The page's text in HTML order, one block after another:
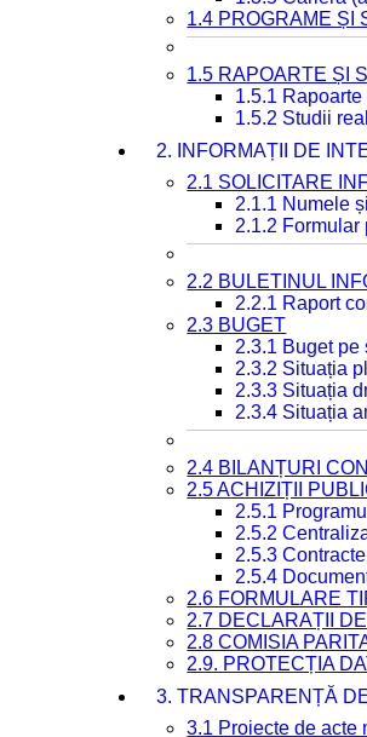
1.4 PROGRAME ȘI
1.5 RAPOARTE ȘI
1.5.1
1.5.2 Studii
2. INFORMAȚII DE
2.1 SOLICITARE
2.1.1 Numele
2.1.2 Formular
2.2 BULETINUL
2.2.1 Raport
2.3 BUGET
2.3.1 Buget
2.3.2 Situația
2.3.3 Situația
2.3.4 Situația
2.4 BILANȚURI
2.5 ACHIZIȚII
2.5.1
2.5.2
2.5.3
2.5.4
2.6 FORMULARE
2.7 DECLARAȚII
2.8 COMISIA
2.9. PROTECȚIA
3. TRANSPARENȚĂ
3.1 Proiecte de acte